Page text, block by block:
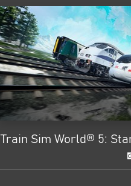
Train Sim World® 5: